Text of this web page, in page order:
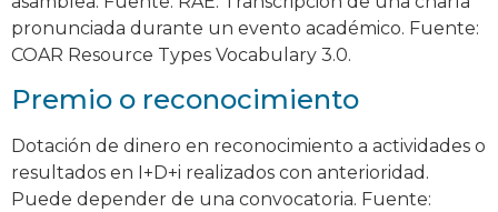
pronunciada durante un evento académico. Fuente:
COAR Resource Types Vocabulary 3.0.
Premio o reconocimiento
Dotación de dinero en reconocimiento a actividades o
resultados en I+D+i realizados con anterioridad.
Puede depender de una convocatoria. Fuente: